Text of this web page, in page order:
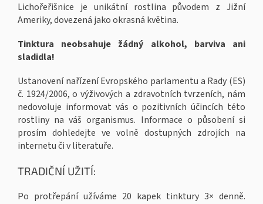
Lichořeřišnice je unikátní rostlina původem z Jižní
Ameriky, dovezená jako okrasná květina.
Tinktura neobsahuje žádný alkohol, barviva ani
sladidla!
Ustanovení nařízení Evropského parlamentu a Rady (ES)
č. 1924/2006, o výživových a zdravotních tvrzeních, nám
nedovoluje informovat vás o pozitivních účincích této
rostliny na váš organismus. Informace o působení si
prosím dohledejte ve volně dostupných zdrojích na
internetu či v literatuře.
TRADIČNÍ UŽITÍ:
Po protřepání užíváme 20 kapek tinktury 3× denně.